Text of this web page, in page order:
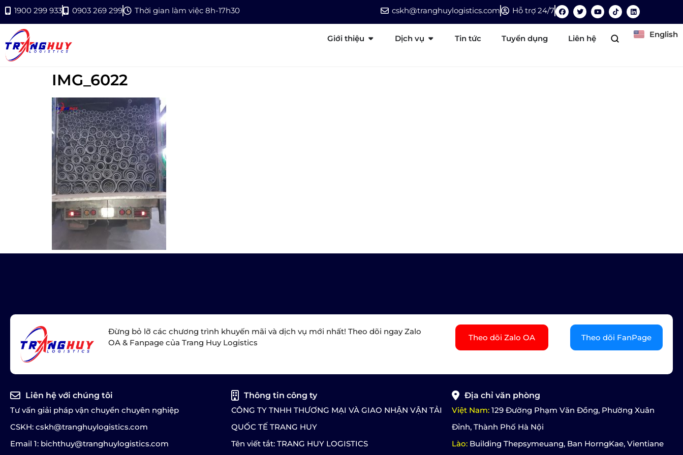
1900 299 933 0903 269 299 Thời gian làm việc 8h-17h30 cskh@tranghuylogistics.com Hỗ trợ 24/7
Giới thiệu Dịch vụ Tin tức Tuyển dụng Liên hệ English
IMG_6022
Đừng bỏ lỡ các chương trình khuyến mãi và dịch vụ mới nhất! Theo dõi ngay Zalo
OA & Fanpage của Trang Huy Logistics
Theo dõi Zalo OA Theo dõi FanPage
Liên hệ với chúng tôi
Tư vấn giải pháp vận chuyển chuyên nghiệp
CSKH: cskh@tranghuylogistics.com
Email 1: bichthuy@tranghuylogistics.com
Thông tin công ty
CÔNG TY TNHH THƯƠNG MẠI VÀ GIAO NHẬN VẬN TẢI
QUỐC TẾ TRANG HUY
Tên viết tắt: TRANG HUY LOGISTICS
Địa chỉ văn phòng
Việt Nam: 129 Đường Phạm Văn Đồng, Phường Xuân
Đỉnh, Thành Phố Hà Nội
Lào: Building Thepsymeuang, Ban HorngKae, Vientiane